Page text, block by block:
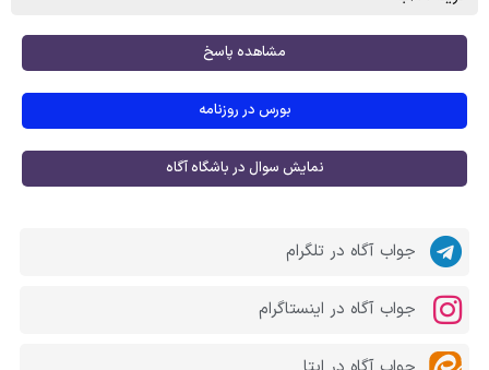
مشاهده پاسخ
بورس در روزنامه
نمایش سوال در باشگاه آگاه
جواب آگاه در تلگرام
جواب آگاه در اینستاگرام